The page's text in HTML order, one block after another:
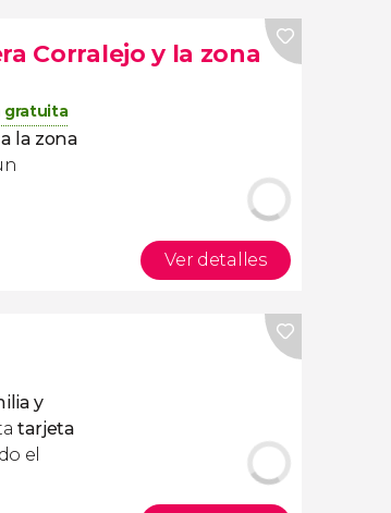
Corralejo y la zona
gratuita
la zona
Ver detalles
y
tarjeta
el